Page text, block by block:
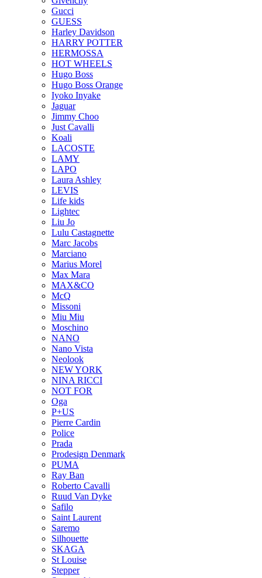
Gucci
GUESS
Harley Davidson
HARRY POTTER
HERMOSSA
HOT WHEELS
Hugo Boss
Hugo Boss Orange
Iyoko Inyake
Jaguar
Jimmy Choo
Just Cavalli
Koali
LACOSTE
LAMY
LAPO
Laura Ashley
LEVIS
Life kids
Lightec
Liu Jo
Lulu Castagnette
Marc Jacobs
Marciano
Marius Morel
Max Mara
MAX&CO
McQ
Missoni
Miu Miu
Moschino
NANO
Nano Vista
Neolook
NEW YORK
NINA RICCI
NOT FOR
Oga
P+US
Pierre Cardin
Police
Prada
Prodesign Denmark
PUMA
Ray Ban
Roberto Cavalli
Ruud Van Dyke
Safilo
Saint Laurent
Saremo
Silhouette
SKAGA
St Louise
Stepper